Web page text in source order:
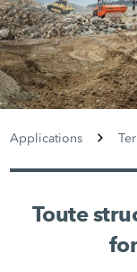
Applications
Toute